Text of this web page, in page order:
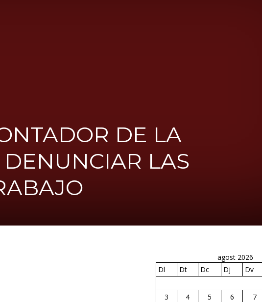
DE LA
LAS
agost 2026
Dl
Dt Dc Dj Dv
3
4 5 6 7